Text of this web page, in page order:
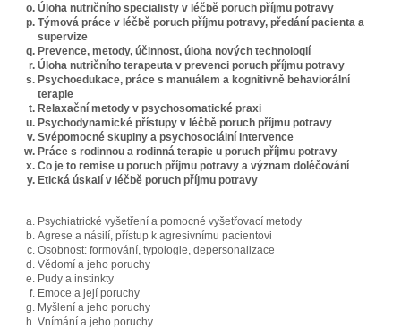
Úloha nutričního specialisty v léčbě poruch příjmu potravy
Týmová práce v léčbě poruch příjmu potravy, předání pacienta a
supervize
Prevence, metody, účinnost, úloha nových technologií
Úloha nutričního terapeuta v prevenci poruch příjmu potravy
Psychoedukace, práce s manuálem a kognitivně behaviorální
terapie
Relaxační metody v psychosomatické praxi
Psychodynamické přístupy v léčbě poruch příjmu potravy
Svépomocné skupiny a psychosociální intervence
Práce s rodinnou a rodinná terapie u poruch příjmu potravy
Co je to remise u poruch příjmu potravy a význam doléčování
Etická úskalí v léčbě poruch příjmu potravy
Psychiatrické vyšetření a pomocné vyšetřovací metody
Agrese a násilí, přístup k agresivnímu pacientovi
Osobnost: formování, typologie, depersonalizace
Vědomí a jeho poruchy
Pudy a instinkty
Emoce a její poruchy
Myšlení a jeho poruchy
Vnímání a jeho poruchy